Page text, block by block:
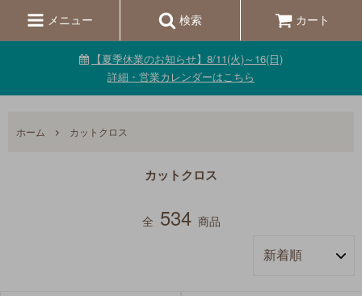
メニュー 検索 カート
【夏季休業のお知らせ】8/11(火)～16(日)
詳細・営業カレンダーはこちら
ホーム カットクロス
カットクロス
全 534 商品